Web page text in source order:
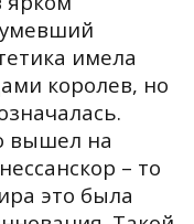
имела
королев, но
вышел на
– то
это была